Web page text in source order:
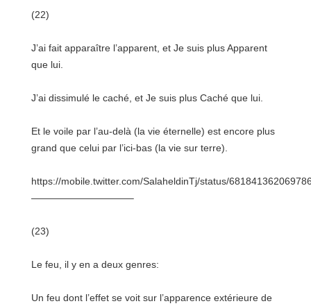
(22)
J’ai fait apparaître l’apparent, et Je suis plus Apparent
que lui.
J’ai dissimulé le caché, et Je suis plus Caché que lui.
Et le voile par l’au-delà (la vie éternelle) est encore plus
grand que celui par l’ici-bas (la vie sur terre).
https://mobile.twitter.com/SalaheldinTj/status/
——————————–
(23)
Le feu, il y en a deux genres:
Un feu dont l’effet se voit sur l’apparence extérieure de